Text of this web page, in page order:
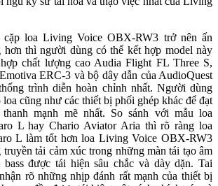
loa Living Voice OBX-RW3 trở nên ấn
hơn thì người dùng có thể kết hợp model này
chất lượng cao Audia Flight FL Three S,
ERC-3 và bộ dây dẫn của AudioQuest
trình diễn hoàn chỉnh nhất. Người dùng
cũng như các thiết bị phối ghép khác để đạt
mạnh mẽ nhất. So sánh với mẫu loa
L hay Chario Aviator Aria thì rõ ràng loa
L làm tốt hơn loa Living Voice OBX-RW3
truyền tải cảm xúc trong những màn tái tạo âm
được tái hiện sâu chắc và dày dặn. Tai
rõ những nhịp đánh rất mạnh của thiết bị